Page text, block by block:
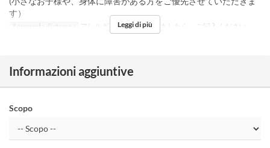
す）
Ammenda di stampa アレルギー食材がございましたら、ご記入ください。
Leggi di più
Informazioni aggiuntive
Scopo